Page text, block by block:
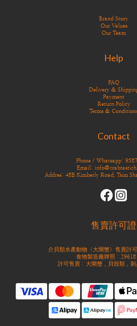
Brand Story
Our Values
Our Team
Help
FAQ
Delivery &
Payment
Return Policy
Terms &
Contact
Phone / Whatsapp:
Email:
Addres: 48B Kimberly Road, Tsim
售賣許可證
介貝類水產動物（大閘蟹）售賣許
食物製造廠牌照：
許可售賣：大閘蟹，貝殼類，